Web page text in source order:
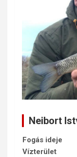
Neibort
Fogás ideje
Vízterület